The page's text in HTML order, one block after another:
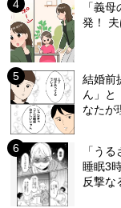
「義
発！
結婚前
ん」と
なたが
「う
睡眠3
反撃な